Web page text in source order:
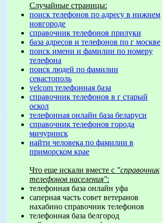
Случайные страницы:
поиск телефонов по адресу в нижнем
новгороде
справочник телефонов прилуки
база адресов и телефонов по г москве
поиск имени и фамилии по номеру
телефона
поиск людей по фамилии
севастополь
velcom телефонная база
справочник телефонов в г старый
оскол
телефонная онлайн база беларуси
справочник телефонов города
мичуринск
найти человека по фамилии в
приморском крае
Что еще искали вместе с "справочник
телефонов населения":
телефонная база онлайн уфа
саперная часть совет ветеранов
нахабино справочник телефонов
телефонная база белгород